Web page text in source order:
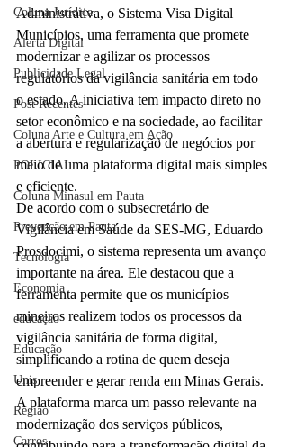
Coluna Jurídica
Alerta Digital
Publicidade Legal
Post Recentes
Coluna Arte e Cultura em Ação
POLICIAL
Coluna Minasul em Pauta
Prevenção em Pauta
Tecnologia
Economia
educaçao
Educação
Unis
Região
Carros
Administrativa, o Sistema Visa Digital
Municípios, uma ferramenta que promete
modernizar e agilizar os processos
regulatórios da vigilância sanitária em todo
o estado. A iniciativa tem impacto direto no
setor econômico e na sociedade, ao facilitar
a abertura e regularização de negócios por
meio de uma plataforma digital mais simples
e eficiente.
De acordo com o subsecretário de
Vigilância em Saúde da SES-MG, Eduardo
Prosdocimi, o sistema representa um avanço
importante na área. Ele destacou que a
ferramenta permite que os municípios
mineiros realizem todos os processos da
vigilância sanitária de forma digital,
simplificando a rotina de quem deseja
empreender e gerar renda em Minas Gerais.
A plataforma marca um passo relevante na
modernização dos serviços públicos,